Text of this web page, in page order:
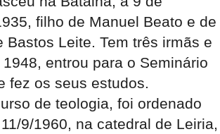
filho de Manuel Beato e de
Bastos Leite. Tem três irmãs e
entrou para o Seminário
fez os seus estudos.
de teologia, foi ordenado
9/1960, na catedral de Leiria,